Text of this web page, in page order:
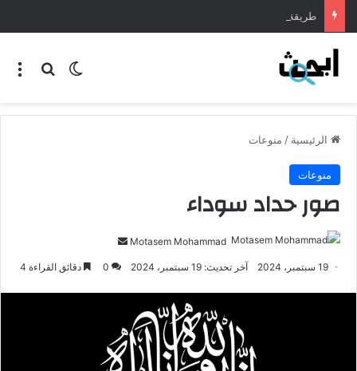
طريقة عمل المنسف الاردني
الرئيسية / منوعات
منوعات
صور حداد سوداء
Motasem Mohammad
19 سبتمبر، 2024 آخر تحديث: 19 سبتمبر، 2024 0 دقائق القراءة 4